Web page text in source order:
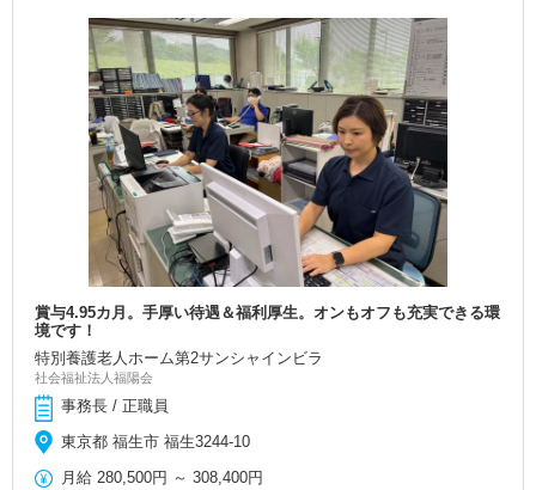
賞与4.95カ月。手厚い待遇＆福利厚生。オンもオフも充実できる環
境です！
特別養護老人ホーム第2サンシャインビラ
社会福祉法人福陽会
事務長 / 正職員
東京都 福生市 福生3244-10
月給 280,500円 ～308,400円